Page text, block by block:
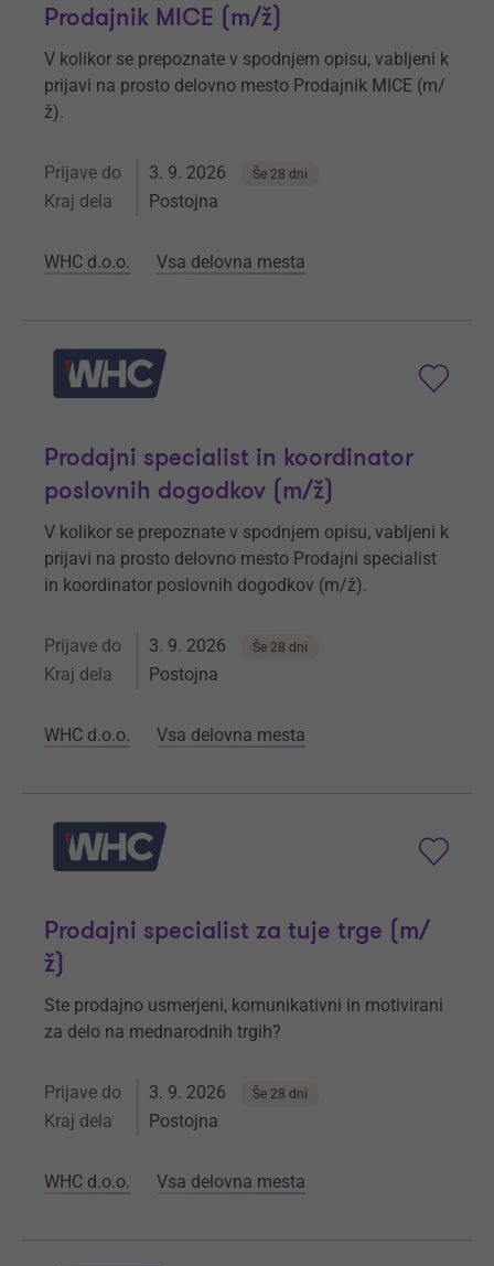
Prodajnik MICE (m/ž)
V kolikor se prepoznate v spodnjem opisu, vabljeni k
prijavi na prosto delovno mesto Prodajnik MICE (m/
ž).
Prijave do 3. 9. 2026 Še 28 dni
Kraj dela Postojna
WHC d.o.o. Vsa delovna mesta
Prodajni specialist in koordinator
poslovnih dogodkov (m/ž)
V kolikor se prepoznate v spodnjem opisu, vabljeni k
prijavi na prosto delovno mesto Prodajni specialist
in koordinator poslovnih dogodkov (m/ž).
Prijave do 3. 9. 2026 Še 28 dni
Kraj dela Postojna
WHC d.o.o. Vsa delovna mesta
Prodajni specialist za tuje trge (m/
ž)
Ste prodajno usmerjeni, komunikativni in motivirani
za delo na mednarodnih trgih?
Prijave do 3. 9. 2026 Še 28 dni
Kraj dela Postojna
WHC d.o.o. Vsa delovna mesta